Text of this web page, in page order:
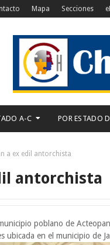
Mapa Secciones
A-C POR ESTADO
a ex edil antorchista
antorchista
poblano de
ubicada en el municipio de